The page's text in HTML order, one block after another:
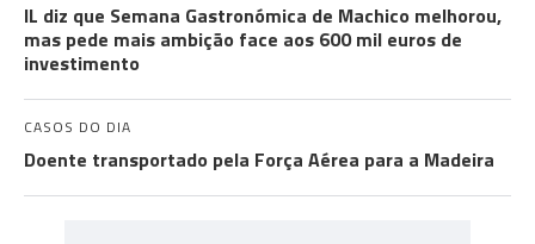
IL diz que Semana Gastronómica de Machico melhorou,
mas pede mais ambição face aos 600 mil euros de
investimento
CASOS DO DIA
Doente transportado pela Força Aérea para a Madeira